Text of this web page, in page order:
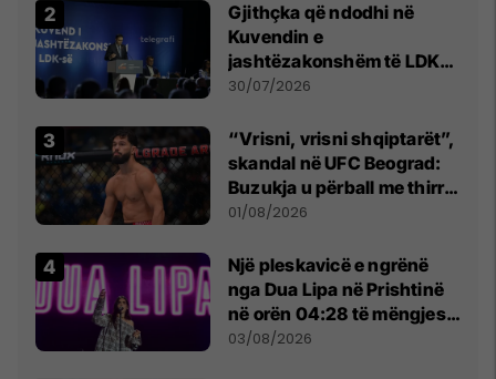
Gjithçka që ndodhi në
Kuvendin e
jashtëzakonshëm të LDK-
së
30/07/2026
“Vrisni, vrisni shqiptarët”,
skandal në UFC Beograd:
Buzukja u përball me thirrje
anti-shqiptare nga
01/08/2026
Një pleskavicë e ngrënë
nga Dua Lipa në Prishtinë
në orën 04:28 të mëngjesit
- dhe bota digjitale serbe
03/08/2026